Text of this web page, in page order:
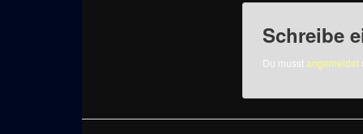
Schreibe
Du musstangemeldet